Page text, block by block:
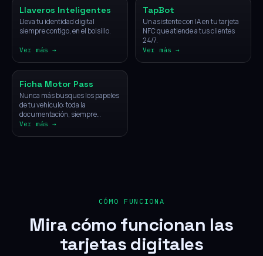
Llaveros Inteligentes
Lleva tu identidad digital
siempre contigo, en el bolsillo.
Ver más →
TapBot
Un asistente con IA en tu tarjeta
NFC que atiende a tus clientes
24/7.
Ver más →
Vehículos
Ficha Motor Pass
Nunca más busques los papeles
de tu vehículo: toda la
documentación, siempre
disponible con un solo toque.
Ver más →
CÓMO FUNCIONA
Mira cómo funcionan las
tarjetas digitales